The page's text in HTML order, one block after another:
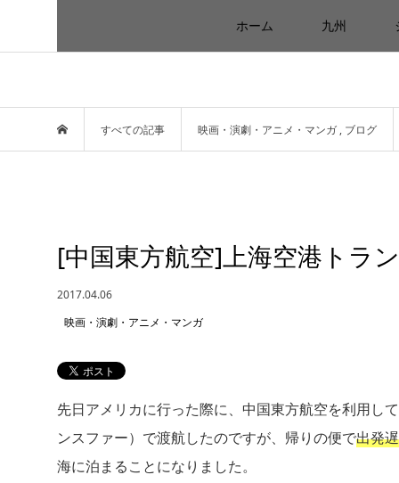
ホーム 九州
すべての記事 映画・演劇・アニメ・マンガ , ブログ
[中国東方航空]上海空港トラ
2017.04.06
映画・演劇・アニメ・マンガ
先日アメリカに行った際に、中国東方航空を利用
ンスファー）で渡航したのですが、帰りの便で出発
海に泊まることになりました。